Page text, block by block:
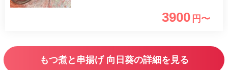
酒、焼酎、ワインなどお酒も豊富にご用
しており、時間を気にせずゆったりとお
寛ぎ頂けるのも魅力。季節の食材をふん
3900 円〜
もつ煮と串揚げ 向日葵の詳細を見る